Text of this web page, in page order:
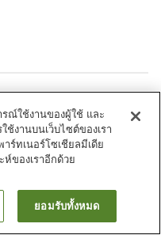
วน่า
นค้า
ก
รณ์ใช้งานของผู้ใช้ และ
งานบนเว็บไซต์ของเรา
ร์ทเนอร์โซเชียลมีเดีย
ของเราอีกด้วย
ยอมรับทั้งหมด